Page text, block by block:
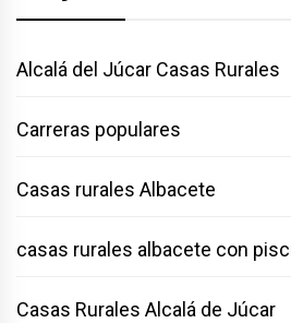
Alcalá del Júcar Casas Rurales
Carreras populares
Casas rurales Albacete
casas rurales albacete con
Casas Rurales Alcalá de Júcar